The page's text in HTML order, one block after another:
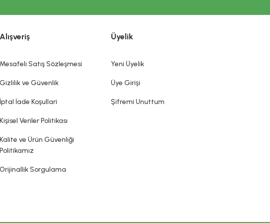
İLE İLGİLİ ÖNEMLİ UYARI
düzeltmek ve/veya korumak veya iyi bir durumda tutmak olan bütün
firmaların sunduğu ürün etiketi, broşür gibi bilgi ve belgelere
taşımaz.
Alışveriş
Mesafeli Satış Sözleşmesi
Gizlilik ve Güvenlik
İptal İade Koşullari
Kişisel Veriler Politikası
Kalite ve Ürün Güvenliği
Politikamız
Orijinallik Sorgulama
Üyelik
Yeni Üyelik
Üye Girişi
Şifremi Unuttum